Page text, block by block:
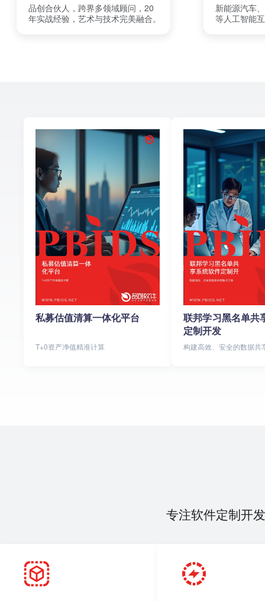
品创合伙人，跨界多领域顾问，20
年实战经验，艺术与技术完美融合。
新能源汽车
等人工智能
私募估值清算一体化平台
T+0资产净值精准计算
联邦学习黑名单共
定制开发
构建高效、安全的数据共
专注软件定制开